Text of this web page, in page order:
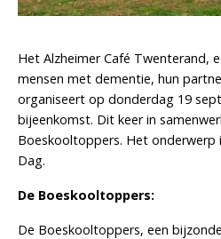
Het Alzheimer Café Twenterand,
mensen met dementie, hun
organiseert op donderdag 19
bijeenkomst. Dit keer in
Boeskooltoppers. Het onderwerp
Dag.
De Boeskooltoppers:
De Boeskooltoppers, een